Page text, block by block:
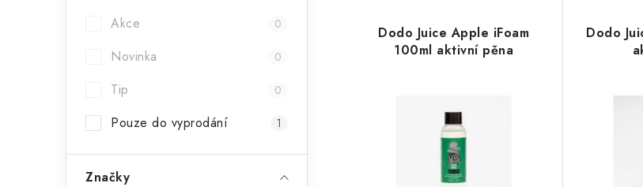
n
Akce 0
Novinka 0
Tip 0
Pouze do vyprodání 1
Značky
e
n
Dodo Juice Apple iFoam
100ml aktivní pěna
Dodo